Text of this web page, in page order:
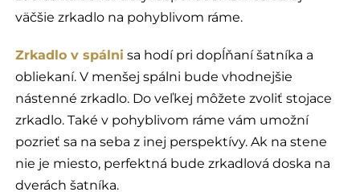
väčšie zrkadlo na pohyblivom ráme.
Zrkadlo v spálni sa hodí pri dopĺňaní šatníka a
obliekaní. V menšej spálni bude vhodnejšie
nástenné zrkadlo. Do veľkej môžete zvoliť stojace
zrkadlo. Také v pohyblivom ráme vám umožní
pozrieť sa na seba z inej perspektívy. Ak na stene
nie je miesto, perfektná bude zrkadlová doska na
dverách šatníka.